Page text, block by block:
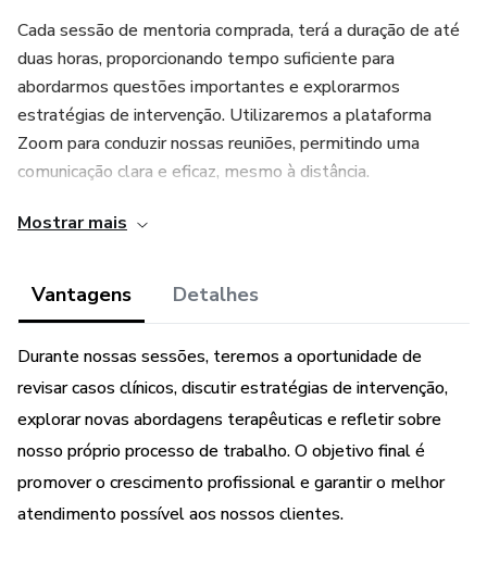
Cada sessão de mentoria comprada, terá a duração de até
duas horas, proporcionando tempo suficiente para
abordarmos questões importantes e explorarmos
estratégias de intervenção. Utilizaremos a plataforma
Zoom para conduzir nossas reuniões, permitindo uma
comunicação clara e eficaz, mesmo à distância.
Durante nosso tempo juntos, vamos explorar diferentes
pediátrica, sempre com o objetivo final de proporcionar o
melhor suporte possível às crianças que atendemos.
Estou muito empolgada com a jornada que temos pela
frente e com as possibilidades de aprendizado e
crescimento que ela nos reserva. Juntos, vamos
transformar desafios em oportunidades, dúvidas em
descobertas e sonhos em realizações.
Mostrar mais
Vantagens Detalhes
Durante nossas sessões, teremos a oportunidade de
revisar casos clínicos, discutir estratégias de intervenção,
explorar novas abordagens terapêuticas e refletir sobre
nosso próprio processo de trabalho. O objetivo final é
promover o crescimento profissional e garantir o melhor
atendimento possível aos nossos clientes.